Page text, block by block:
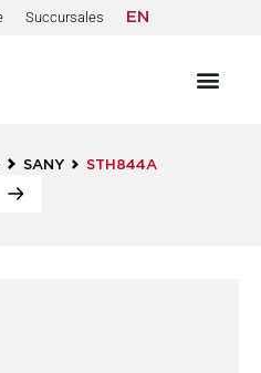
Succursales EN
SANY STH844A